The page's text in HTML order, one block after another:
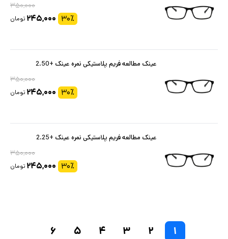
۳۵۰,۰۰۰
۳۰٪ ۲۴۵,۰۰۰ تومان
عینک مطالعه فریم پلاستیکی نمره عینک +2.50
۳۵۰,۰۰۰
۳۰٪ ۲۴۵,۰۰۰ تومان
عینک مطالعه فریم پلاستیکی نمره عینک +2.25
۳۵۰,۰۰۰
۳۰٪ ۲۴۵,۰۰۰ تومان
۱ ۲ ۳ ۴ ۵ ۶